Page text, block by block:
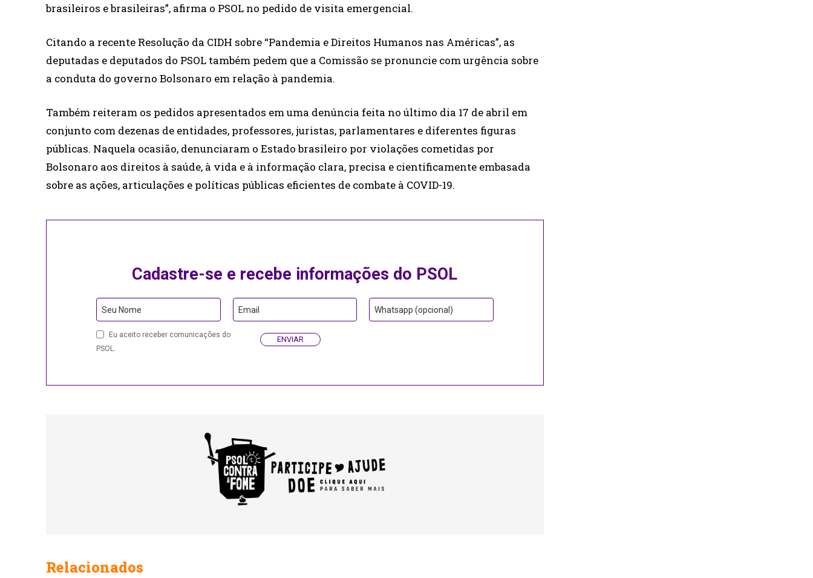
brasileiros e brasileiras”, afirma o PSOL no pedido de visita emergencial.
Citando a recente Resolução da CIDH sobre “Pandemia e Direitos Humanos nas Américas”, as
deputadas e deputados do PSOL também pedem que a Comissão se pronuncie com urgência sobre
a conduta do governo Bolsonaro em relação à pandemia.
Também reiteram os pedidos apresentados em uma denúncia feita no último dia 17 de abril em
conjunto com dezenas de entidades, professores, juristas, parlamentares e diferentes figuras
públicas. Naquela ocasião, denunciaram o Estado brasileiro por violações cometidas por
Bolsonaro aos direitos à saúde, à vida e à informação clara, precisa e cientificamente embasada
sobre as ações, articulações e políticas públicas eficientes de combate à COVID-19.
Cadastre-se e recebe informações do PSOL
Seu Nome Email Whatsapp (opcional)
Eu aceito receber comunicações do
PSOL.
ENVIAR
Relacionados